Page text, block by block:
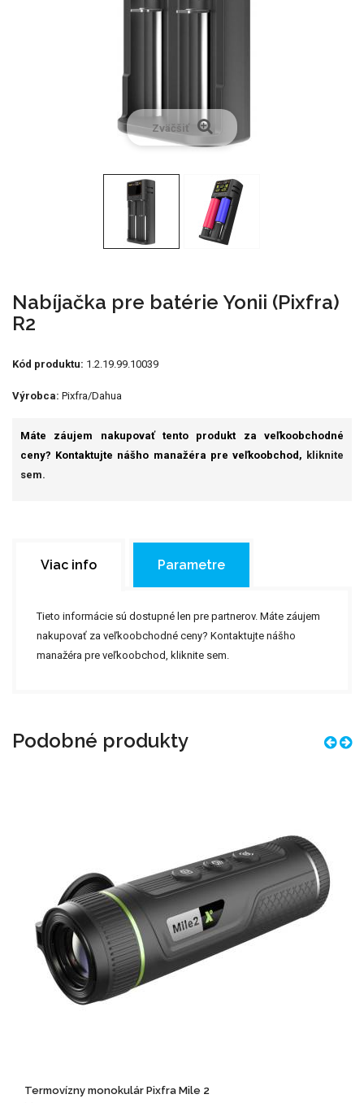
Zväčšiť
Nabíjačka pre batérie Yonii (Pixfra)
R2
Kód produktu: 1.2.19.99.10039
Výrobca: Pixfra/Dahua
Máte záujem nakupovať tento produkt za veľkoobchodné
ceny? Kontaktujte nášho manažéra pre veľkoobchod, kliknite
sem.
Viac info Parametre
Tieto informácie sú dostupné len pre partnerov. Máte záujem
nakupovať za veľkoobchodné ceny? Kontaktujte nášho
manažéra pre veľkoobchod, kliknite sem.
Podobné produkty
Termovízny monokulár Pixfra Mile 2